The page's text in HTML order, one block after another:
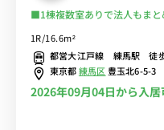
■1棟複数室ありで法人もま
おすすめ♪■西武線・都営大
線、有楽町線など多数の路線
ル中！
1R/16.6m²
都営大江戸線 練馬駅 徒
東京都練馬区豊玉北6-5-3
2026年09月04日から入居